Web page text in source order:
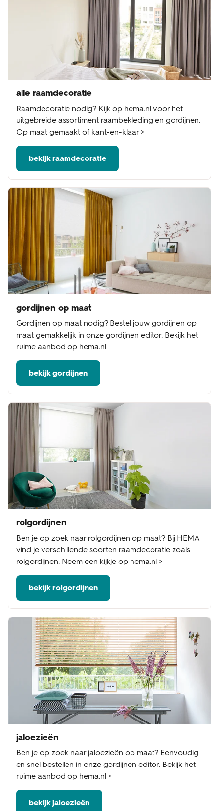
alle raamdecoratie
Raamdecoratie nodig? Kijk op hema.nl voor het
uitgebreide assortiment raambekleding en gordijnen.
Op maat gemaakt of kant-en-klaar >
bekijk raamdecoratie
gordijnen op maat
Gordijnen op maat nodig? Bestel jouw gordijnen op
maat gemakkelijk in onze gordijnen editor. Bekijk het
ruime aanbod op hema.nl
bekijk gordijnen
rolgordijnen
Ben je op zoek naar rolgordijnen op maat? Bij HEMA
vind je verschillende soorten raamdecoratie zoals
rolgordijnen. Neem een kijkje op hema.nl >
bekijk rolgordijnen
jaloezieën
Ben je op zoek naar jaloezieën op maat? Eenvoudig
en snel bestellen in onze gordijnen editor. Bekijk het
ruime aanbod op hema.nl >
bekijk jaloezieën